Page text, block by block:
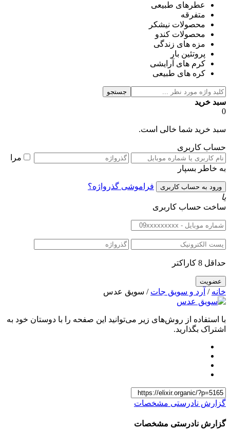
عطرهای طبیعی
متفرقه
محصولات نیشکر
محصولات کندو
مزه های زندگی
پروتئین بار
کرم های آرایشی
کره های طبیعی
جستجو
سبد خرید
0
سبد خرید شما خالی است.
حساب کاربری
مرا
به خاطر بسپار
فراموشی گذرواژه؟
یا
ساخت حساب کاربری
حداقل 8 کاراکتر
خانه / آرد و سویق جات / سویق عدس
با استفاده از روش‌های زیر می‌توانید این صفحه را با دوستان خود به
اشتراک بگذارید.
گزارش نادرستی مشخصات
گزارش نادرستی مشخصات